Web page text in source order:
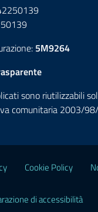
5M9264
sono riutilizzabili
comunitaria 2003/98/
Cookie Policy
di accessibilità